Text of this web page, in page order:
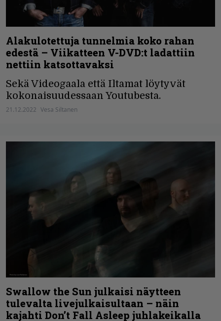
Alakulotettuja tunnelmia koko rahan
edestä – Viikatteen V-DVD:t ladattiin
nettiin katsottavaksi
Sekä Videogaala että Iltamat löytyvät
kokonaisuudessaan Youtubesta.
21.12.2022 Vesa Siltanen
Swallow the Sun julkaisi näytteen
tulevalta livejulkaisultaan – näin
kajahti Don’t Fall Asleep juhlakeikalla